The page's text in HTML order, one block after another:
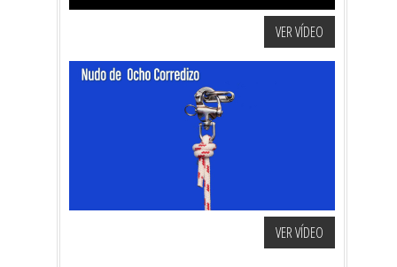
VER VÍDEO
VER VÍDEO